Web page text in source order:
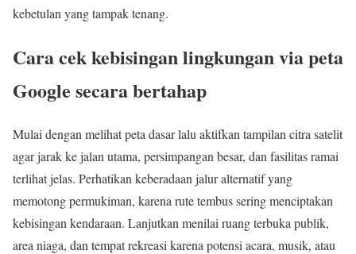
kebetulan yang tampak tenang.
Cara cek kebisingan lingkungan via peta
Google secara bertahap
Mulai dengan melihat peta dasar lalu aktifkan tampilan citra satelit
agar jarak ke jalan utama, persimpangan besar, dan fasilitas ramai
terlihat jelas. Perhatikan keberadaan jalur alternatif yang
memotong permukiman, karena rute tembus sering menciptakan
kebisingan kendaraan. Lanjutkan menilai ruang terbuka publik,
area niaga, dan tempat rekreasi karena potensi acara, musik, atau